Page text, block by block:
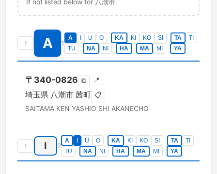
If not listed below for 八潮市
↑ A 1
A U O KA KI KO SI TA
TI
TU
NA NI HA MA MI YA
〒 340-0826 ⧉ 📍
埼玉県 八潮市 茜町 📋
SAITAMA KEN YASHIO SHI AKANECHO
↑ I 2
A U O KA KI KO SI TA
TI
TU
NA NI HA MA MI YA